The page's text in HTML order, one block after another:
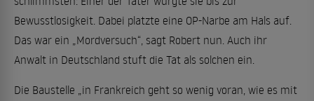
Bewusstlosigkeit. Dabei platzte eine OP-Narbe am Hals auf.
Das war ein „Mordversuch“, sagt Robert nun. Auch ihr
Anwalt in Deutschland stuft die Tat als solchen ein.
Die Baustelle „in Frankreich geht so wenig voran, wie es mit